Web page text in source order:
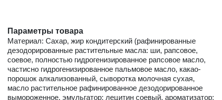
Параметры товара
Материал: Сахар, жир кондитерский (рафинированные
дезодорированные растительные масла: ши, рапсовое,
соевое, полностью гидрогенизированное рапсовое масло,
частисно гидрогенизированное пальмовое масло, какао-
порошок алкализованный, сыворотка молочная сухая,
масло растительное рафинированное дезодорированное
вымороженное, эмульгатор: лецитин соевый, ароматизатор: